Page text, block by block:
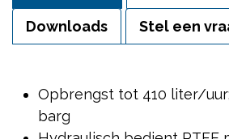
Downloads Stel een
Opbrengst tot 410 liter/
barg